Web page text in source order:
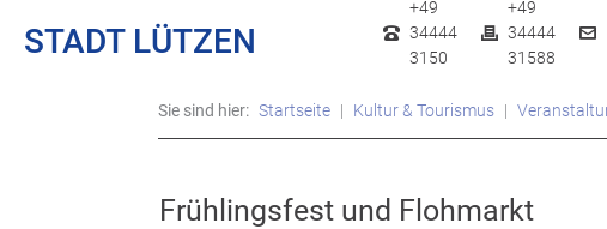
STADT LÜTZEN
+49
34444
3150
+49
34444
31588
Sie sind hier: Startseite Kultur & Tourismus
Frühlingsfest und Flohmarkt